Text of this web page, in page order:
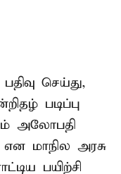
செய்து,
படிப்பு
அலோபதி
என மாநில அரசு
பயிற்சி